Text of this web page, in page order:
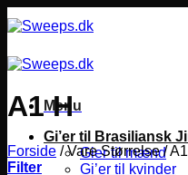
til
Menu
Gi’er til Brasiliansk
Gier til mænd
Gi’er til kvinder
A1 H
Forside /Vare Størrelse/A1
Filter